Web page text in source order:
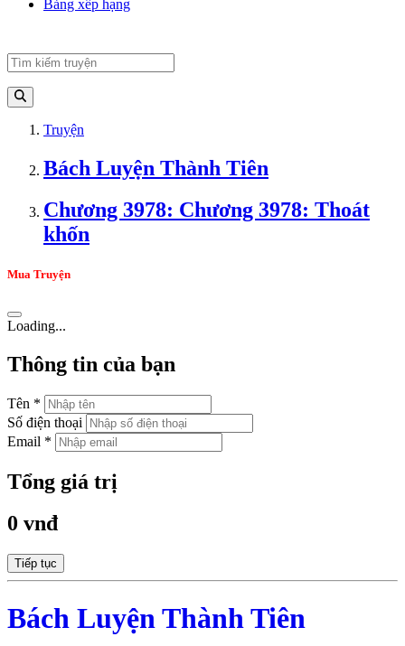
Bảng xếp hạng
Truyện
Bách Luyện Thành Tiên
Chương 3978: Chương 3978: Thoát
khốn
Mua Truyện
Loading...
Thông tin của bạn
Tên *
Số điện thoại
Email *
Tổng giá trị
0 vnđ
Tiếp tục
Bách Luyện Thành Tiên